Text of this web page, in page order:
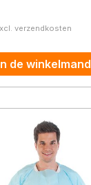
verzendkosten
de winkelmand